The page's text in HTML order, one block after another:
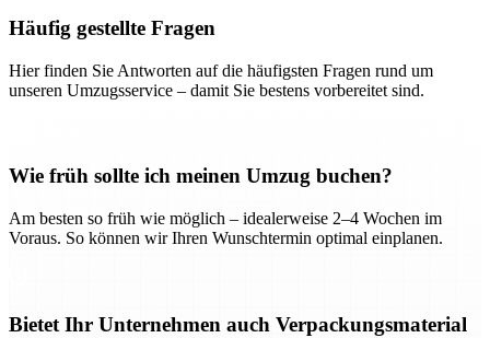
Häufig gestellte Fragen
Hier finden Sie Antworten auf die häufigsten Fragen rund um
unseren Umzugsservice – damit Sie bestens vorbereitet sind.
Wie früh sollte ich meinen Umzug buchen?
Am besten so früh wie möglich – idealerweise 2–4 Wochen im
Voraus. So können wir Ihren Wunschtermin optimal einplanen.
Bietet Ihr Unternehmen auch Verpackungsmaterial